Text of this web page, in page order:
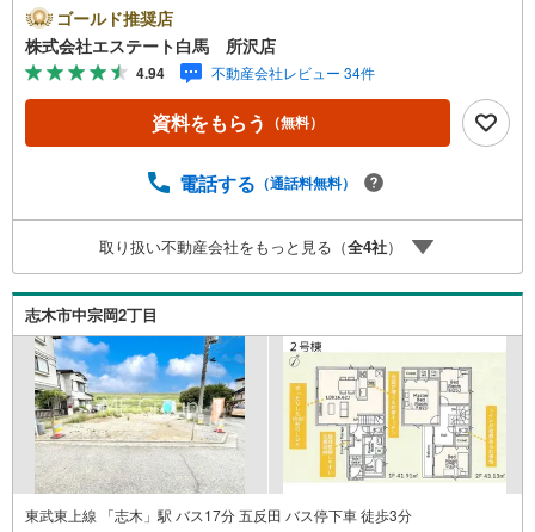
や学費等も含めてシミュレーションをご提案できます2.物
件情報が豊富所沢市を中心にたくさんの情報をご用意して
おります。インターネット広告前の物件も多数取り揃えて
おります。お客様のご希望エリアをお申し付けください。
3.自社グループでリフォーム、新築請負所沢店の3階はリフ
ォーム、注文建築部門の相談スペースです。一級建築士を
て、リフォームや注文建築についてご相談頂けます4.年中
～19:00 この時間はお電話でのお問合わせがスムーズです
5.お子様連れでおこしくださいキッズスペース、授乳室、
オムツ替えベッド、アンパンマンジュースをご用意してお
ります。ご見学ご希望の方は、右上の“室内・現地を見学す
る（無料）をボタンからご予約ください。
ゴールド推奨店
株式会社エステート白馬 所沢店
4.94 不動産会社レビュー 34件
資料をもらう （無料）
電話する （通話料無料）
取り扱い不動産会社をもっと見る（全4社）
志木市中宗岡2丁目
東武東上線 「志木」駅 バス17分 五反田 バス停下車 徒歩3分